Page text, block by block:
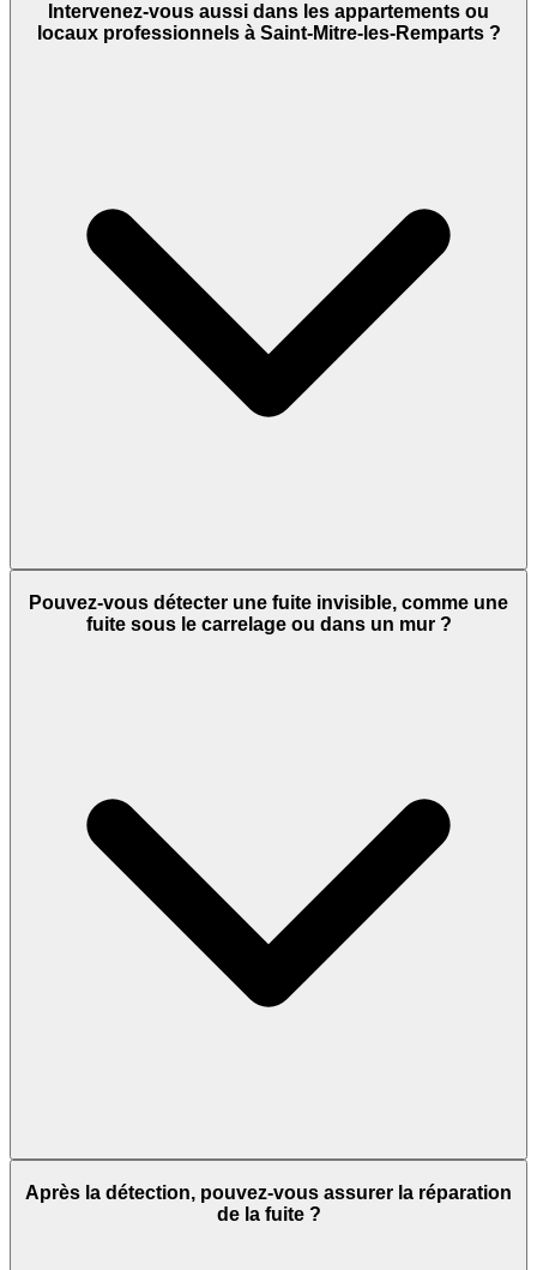
Intervenez-vous aussi dans les appartements ou
locaux professionnels à Saint-Mitre-les-Remparts ?
Pouvez-vous détecter une fuite invisible, comme une
fuite sous le carrelage ou dans un mur ?
Après la détection, pouvez-vous assurer la réparation
de la fuite ?